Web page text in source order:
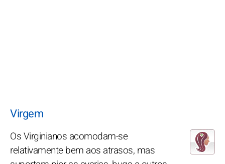
Virgem
Os Virginianos acomodam-se
relativamente bem aos atrasos, mas